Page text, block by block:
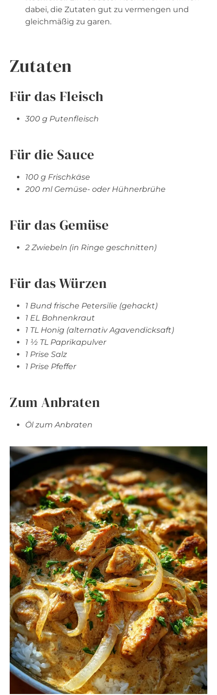
dabei, die Zutaten gut zu vermengen und
gleichmäßig zu garen.
Zutaten
Für das Fleisch
300 g Putenfleisch
Für die Sauce
100 g Frischkäse
200 ml Gemüse- oder Hühnerbrühe
Für das Gemüse
2 Zwiebeln (in Ringe geschnitten)
Für das Würzen
1 Bund frische Petersilie (gehackt)
1 EL Bohnenkraut
1 TL Honig (alternativ Agavendicksaft)
1 ½ TL Paprikapulver
1 Prise Salz
1 Prise Pfeffer
Zum Anbraten
Öl zum Anbraten